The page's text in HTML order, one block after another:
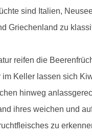
sind Italien,
Griechenland zu
reifen die
im Keller lassen sich
hinweg
ihres weichen und
zu